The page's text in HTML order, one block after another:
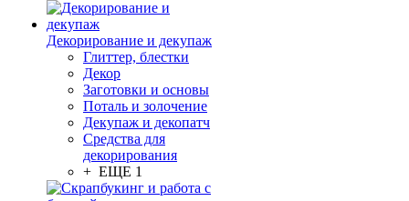
Декорирование и декупаж
Глиттер, блестки
Декор
Заготовки и основы
Поталь и золочение
Декупаж и декопатч
Средства для
декорирования
+ ЕЩЕ 1